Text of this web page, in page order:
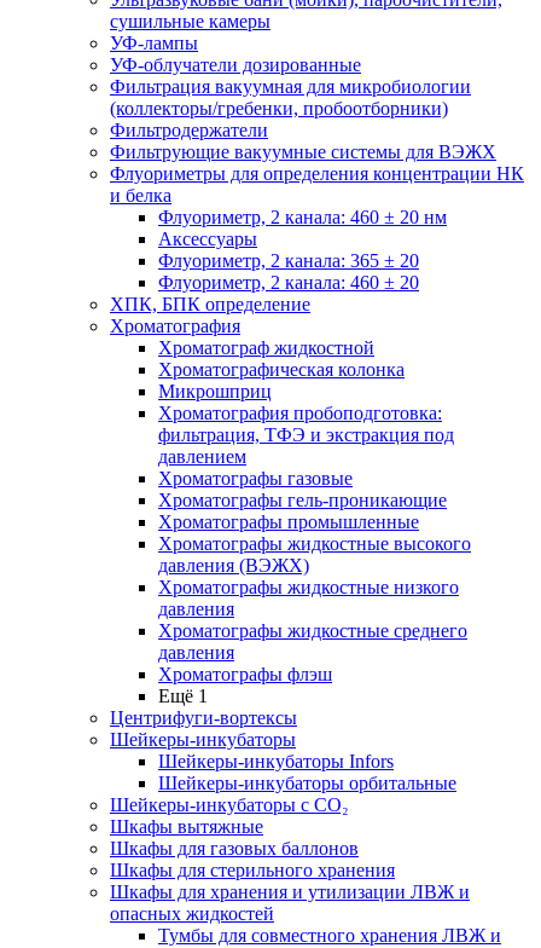
сушильные камеры
УФ-лампы
УФ-облучатели дозированные
Фильтрация вакуумная для микробиологии
(коллекторы/гребенки, пробоотборники)
Фильтродержатели
Фильтрующие вакуумные системы для ВЭЖХ
Флуориметры для определения концентрации НК
и белка
Флуориметр, 2 канала: 460 ± 20 нм
Аксессуары
Флуориметр, 2 канала: 365 ± 20
Флуориметр, 2 канала: 460 ± 20
ХПК, БПК определение
Хроматография
Хроматограф жидкостной
Хроматографическая колонка
Микрошприц
Хроматография пробоподготовка:
фильтрация, ТФЭ и экстракция под
давлением
Хроматографы газовые
Хроматографы гель-проникающие
Хроматографы промышленные
Хроматографы жидкостные высокого
давления (ВЭЖХ)
Хроматографы жидкостные низкого
давления
Хроматографы жидкостные среднего
давления
Хроматографы флэш
Ещё 1
Центрифуги-вортексы
Шейкеры-инкубаторы
Шейкеры-инкубаторы Infors
Шейкеры-инкубаторы орбитальные
Шейкеры-инкубаторы с CО₂
Шкафы вытяжные
Шкафы для газовых баллонов
Шкафы для стерильного хранения
Шкафы для хранения и утилизации ЛВЖ и
опасных жидкостей
Тумбы для совместного хранения ЛВЖ и